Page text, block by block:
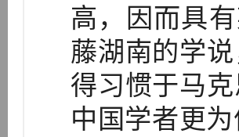
高，因而具
藤湖南的学
得习惯于马
中国学者更